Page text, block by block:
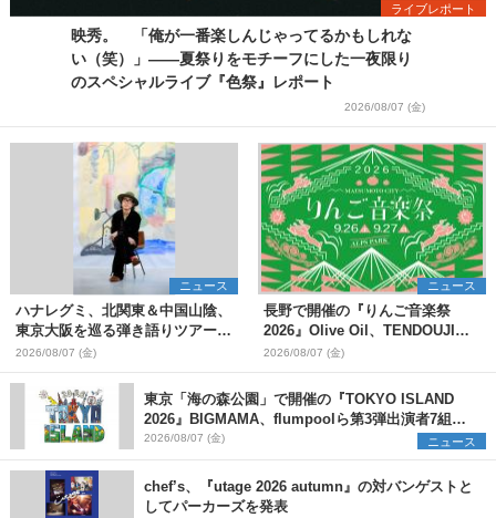
ライブレポート
映秀。 「俺が一番楽しんじゃってるかもしれな
い（笑）」――夏祭りをモチーフにした一夜限り
のスペシャルライブ『色祭』レポート
2026/08/07 (金)
ニュース
ハナレグミ、北関東＆中国山陰、
東京大阪を巡る弾き語りツアー10
月より開催決定
2026/08/07 (金)
ニュース
長野で開催の『りんご音楽祭
2026』Olive Oil、TENDOUJIら
第11弾出演アーティスト（16組）
を発表
2026/08/07 (金)
東京「海の森公園」で開催の『TOKYO ISLAND
2026』BIGMAMA、flumpoolら第3弾出演者7組を
発表 ワークショップ・アート出展者を募集
2026/08/07 (金) ニュース
chef’s、『utage 2026 autumn』の対バンゲストと
してパーカーズを発表